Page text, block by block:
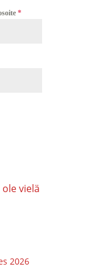
*
vielä
2026